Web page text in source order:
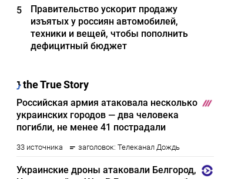
5
Правительство ускорит продажу
изъятых у россиян автомобилей,
техники и вещей, чтобы пополнить
дефицитный бюджет